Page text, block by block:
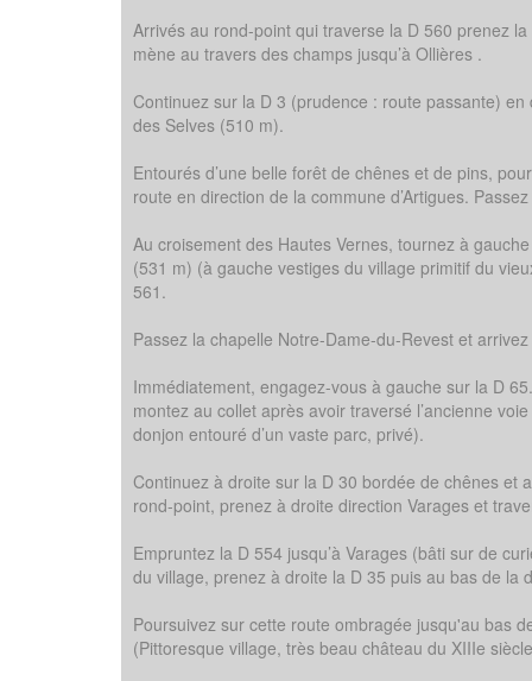
Arrivés au rond-point qui traverse la D 560 prenez
mène au travers des champs jusqu’à Ollières .
Continuez sur la D 3 (prudence : route passante)
des Selves (510 m).
Entourés d’une belle forêt de chênes et de pins,
route en direction de la commune d’Artigues.
Au croisement des Hautes Vernes, tournez à
(531 m) (à gauche vestiges du village primitif du
561.
Passez la chapelle Notre-Dame-du-Revest et
Immédiatement, engagez-vous à gauche sur la D
montez au collet après avoir traversé l’ancienne
donjon entouré d’un vaste parc, privé).
Continuez à droite sur la D 30 bordée de chênes et
rond-point, prenez à droite direction Varages et
Empruntez la D 554 jusqu’à Varages (bâti sur de
du village, prenez à droite la D 35 puis au bas de la
Poursuivez sur cette route ombragée jusqu'au bas
(Pittoresque village, très beau château du XIIIe